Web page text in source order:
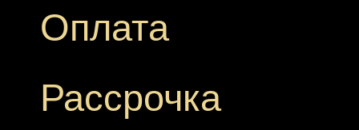
Оплата
Рассрочка